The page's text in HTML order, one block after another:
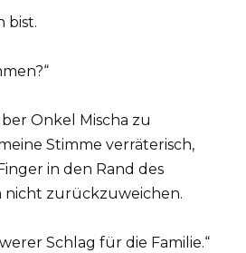
bist.
Onkel Mischa zu
Stimme verräterisch,
in den Rand des
nicht zurückzuweichen.
Schlag für die Familie.“